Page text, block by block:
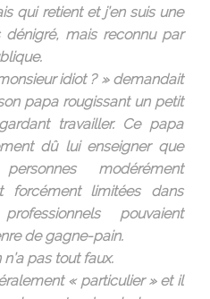
qui retient et j’en suis une
dénigré, mais reconnu par
idiot ? » demandait
papa rougissant un petit
travailler. Ce papa
dû lui enseigner que
modérément
forcément limitées dans
pouvaient
de gagne-pain.
pas tout faux.
« particulier » et il